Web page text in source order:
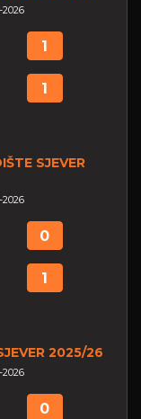
2026
1
1
SJEVER
2026
0
1
2025/26
2026
0